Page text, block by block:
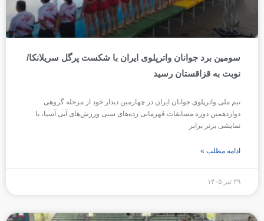
سومین برد جوانان واترپلوی ایران با شکست پرگل سریلانکا/
نوبت به قزاقستان رسید
تیم ملی واترپلوی جوانان ایران در چهارمین دیدار خود از مرحله گروهی
دوازدهمین دوره مسابقات قهرمانی رده‌های سنی ورزش‌های آبی آسیا، با
نمایشی برتر برابر
ادامه مطلب »
۲۹ تیر ۱۴۰۵